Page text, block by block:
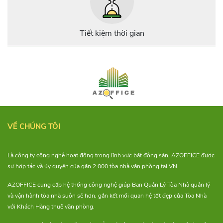
Tiết kiệm thời gian
VỀ CHÚNG TÔI
Là công ty công nghệ hoạt động trong lĩnh vực bất động sản, AZOFFICE được
sự hợp tác và ủy quyền của gần 2.000 tòa nhà văn phòng tại VN.
AZOFFICE cung cấp hệ thống công nghệ giúp Ban Quản Lý Tòa Nhà quản lý
và vận hành tòa nhà suôn sẻ hơn, gắn kết mối quan hệ tốt đẹp của Tòa Nhà
với Khách Hàng thuê văn phòng.